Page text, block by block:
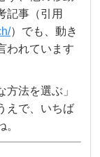
記事（引用
）でも、動き
われています
方法を選ぶ」
えで、いちば